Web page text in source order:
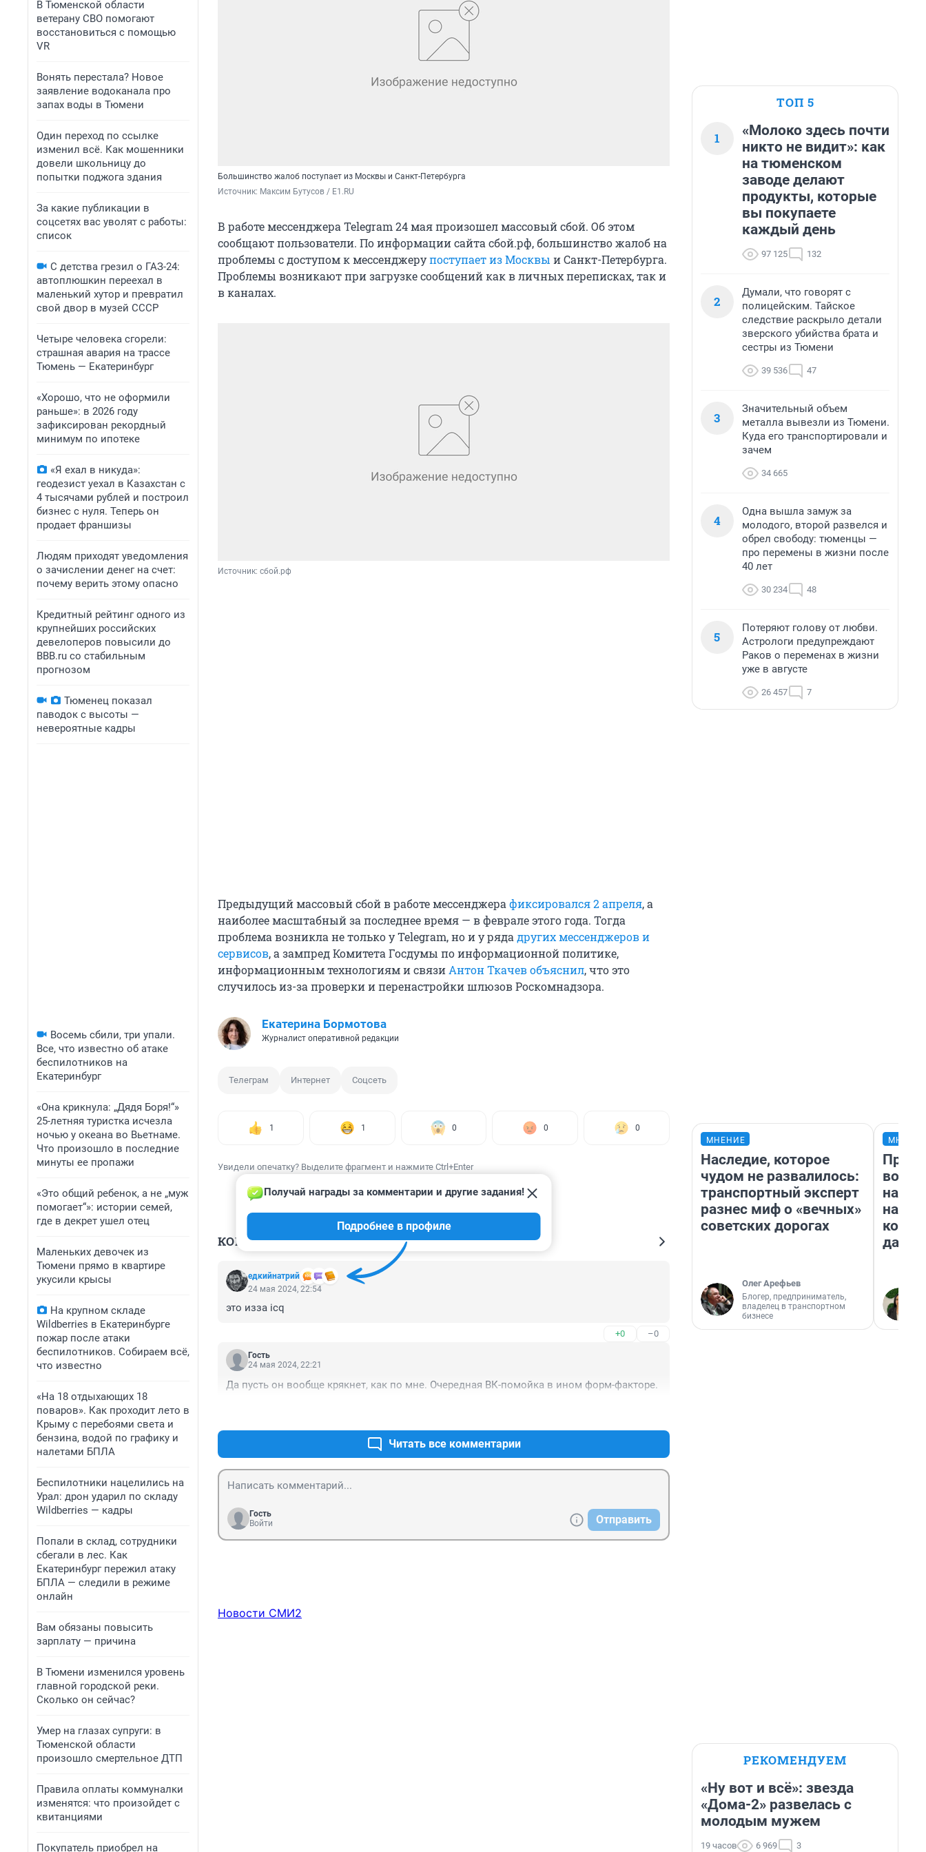
В Тюменской области
ветерану СВО помогают
восстановиться с помощью
VR
Вонять перестала? Новое
заявление водоканала про
запах воды в Тюмени
Один переход по ссылке
изменил всё. Как мошенники
довели школьницу до
попытки поджога здания
За какие публикации в
соцсетях вас уволят с работы:
список
С детства грезил о ГАЗ-24:
автоплюшкин переехал в
маленький хутор и превратил
свой двор в музей СССР
Четыре человека сгорели:
страшная авария на трассе
Тюмень — Екатеринбург
«Хорошо, что не оформили
раньше»: в 2026 году
зафиксирован рекордный
минимум по ипотеке
«Я ехал в никуда»:
геодезист уехал в Казахстан с
4 тысячами рублей и построил
бизнес с нуля. Теперь он
продает франшизы
Людям приходят уведомления
о зачислении денег на счет:
почему верить этому опасно
Кредитный рейтинг одного из
крупнейших российских
девелоперов повысили до
BBB.ru со стабильным
прогнозом
Тюменец показал
паводок с высоты —
невероятные кадры
Восемь сбили, три упали.
Все, что известно об атаке
беспилотников на
Екатеринбург
«Она крикнула: „Дядя Боря!“»
25-летняя туристка исчезла
ночью у океана во Вьетнаме.
Что произошло в последние
минуты ее пропажи
«Это общий ребенок, а не „муж
помогает“»: истории семей,
где в декрет ушел отец
Маленьких девочек из
Тюмени прямо в квартире
укусили крысы
На крупном складе
Wildberries в Екатеринбурге
пожар после атаки
беспилотников. Собираем всё,
что известно
«На 18 отдыхающих 18
поваров». Как проходит лето в
Крыму с перебоями света и
бензина, водой по графику и
налетами БПЛА
Беспилотники нацелились на
Урал: дрон ударил по складу
Wildberries — кадры
Попали в склад, сотрудники
сбегали в лес. Как
Екатеринбург пережил атаку
БПЛА — следили в режиме
онлайн
Вам обязаны повысить
зарплату — причина
В Тюмени изменился уровень
главной городской реки.
Сколько он сейчас?
Умер на глазах супруги: в
Тюменской области
произошло смертельное ДТП
Правила оплаты коммуналки
изменятся: что произойдет с
квитанциями
Покупатель приобрел на
Большинство жалоб поступает из Москвы и Санкт-Петербурга
Источник: Максим Бутусов / E1.RU
В работе мессенджера Telegram 24 мая произошел массовый сбой. Об этом
сообщают пользователи. По информации сайта сбой.рф, большинство жалоб на
проблемы с доступом к мессенджерупоступает из Москвы и Санкт-Петербурга.
Проблемы возникают при загрузке сообщений как в личных переписках, так и
в каналах.
Источник: сбой.рф
Предыдущий массовый сбой в работе мессенджера фиксировался 2 апреля, а
наиболее масштабный за последнее время — в феврале этого года. Тогда
проблема возникла не только у Telegram, но и у ряда других мессенджеров и
сервисов, а зампред Комитета Госдумы по информационной политике,
информационным технологиям и связи Антон Ткачев объяснил, что это
случилось из-за проверки и перенастройки шлюзов Роскомнадзора.
Екатерина Бормотова
Журналист оперативной редакции
Телеграм Интернет Соцсеть
1 1 0 0 0
Увидели опечатку? Выделите фрагмент и нажмите Ctrl+Enter
КОММЕНТАРИИ 4
едкийнатрий
Получай награды за комментарии и другие задания!
Подробнее в профиле
24 мая 2024, 22:54
это изза icq
+0 –0
Гость
24 мая 2024, 22:21
Да пусть он вообще крякнет, как по мне. Очередная ВК-помойка в ином форм-факторе.
Читать все комментарии
Гость
Войти
Отправить
Новости СМИ2
ТОП 5
1
«Молоко здесь почти
никто не видит»: как
на тюменском
заводе делают
продукты, которые
вы покупаете
каждый день
97 125 132
2
Думали, что говорят с
полицейским. Тайское
следствие раскрыло детали
зверского убийства брата и
сестры из Тюмени
39 536 47
3
Значительный объем
металла вывезли из Тюмени.
Куда его транспортировали и
зачем
34 665
4
Одна вышла замуж за
молодого, второй развелся и
обрел свободу: тюменцы —
про перемены в жизни после
40 лет
30 234 48
5
Потеряют голову от любви.
Астрологи предупреждают
Раков о переменах в жизни
уже в августе
26 457 7
МНЕНИЕ
Наследие, которое
чудом не развалилось:
транспортный эксперт
разнес миф о «вечных»
советских дорогах
Олег Арефьев
Блогер, предприниматель,
владелец в транспортном
бизнесе
нам
даже
РЕКОМЕНДУЕМ
«Ну вот и всё»: звезда
«Дома-2» развелась с
молодым мужем
19 часов 6 969 3